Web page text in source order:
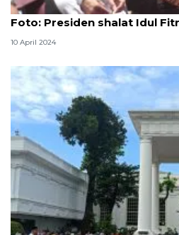
Foto
Foto: Presiden shalat Idul
10 April 2024